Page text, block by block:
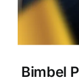
Bimbel